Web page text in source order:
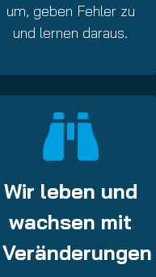
um, geben Fehler zu
und lernen daraus.
Wir leben und
wachsen mit
Veränderungen